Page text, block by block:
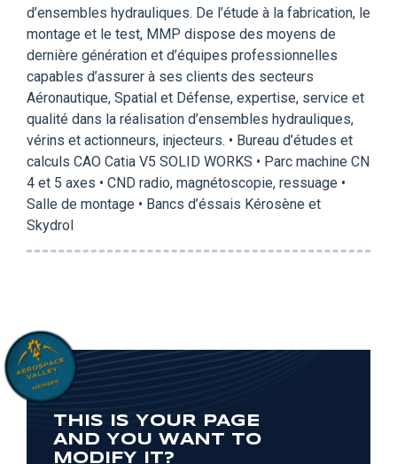
d’ensembles hydrauliques. De l’étude à la fabrication, le
montage et le test, MMP dispose des moyens de
dernière génération et d’équipes professionnelles
capables d’assurer à ses clients des secteurs
Aéronautique, Spatial et Défense, expertise, service et
qualité dans la réalisation d’ensembles hydrauliques,
vérins et actionneurs, injecteurs. • Bureau d’études et
calculs CAO Catia V5 SOLID WORKS • Parc machine CN
4 et 5 axes • CND radio, magnétoscopie, ressuage •
Salle de montage • Bancs d’éssais Kérosène et
Skydrol
THIS IS YOUR PAGE
AND YOU WANT TO
MODIFY IT?